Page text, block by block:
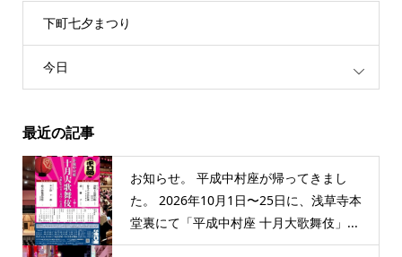
下町七夕まつり
今日
最近の記事
お知らせ。 平成中村座が帰ってきまし
た。 2026年10月1日〜25日に、浅草寺本
堂裏にて「平成中村座 十月大歌舞伎」...